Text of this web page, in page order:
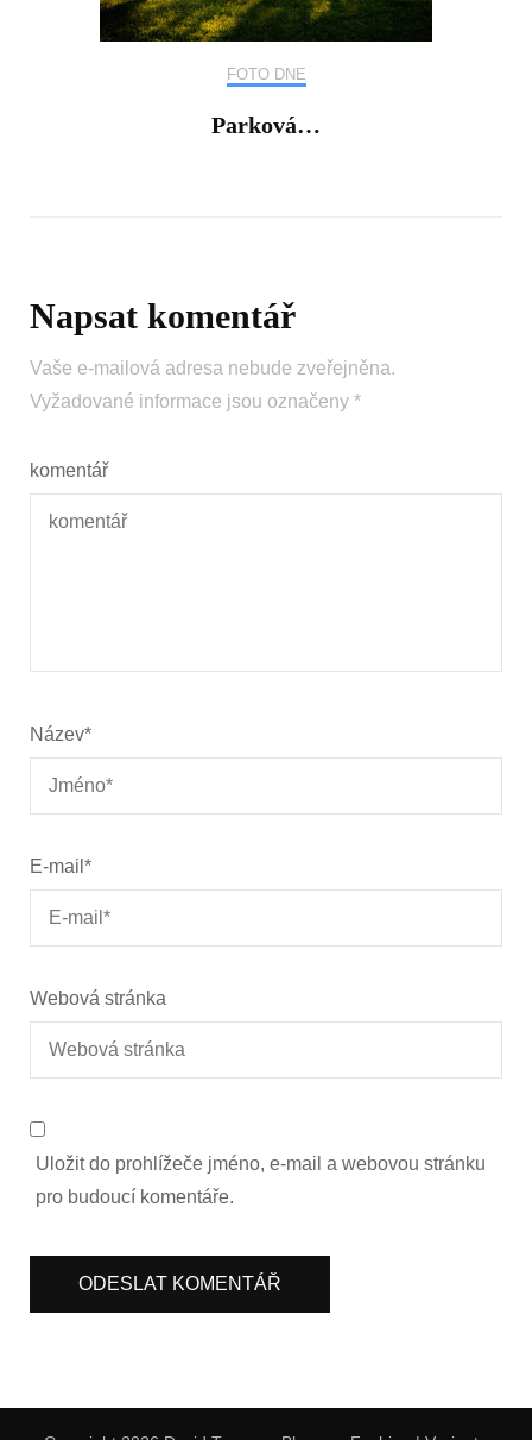
FOTO DNE
Parková…
Napsat komentář
Vaše e-mailová adresa nebude zveřejněna.
Vyžadované informace jsou označeny *
komentář
Název*
E-mail *
Webová stránka
Uložit do prohlížeče jméno, e-mail a webovou stránku
pro budoucí komentáře.